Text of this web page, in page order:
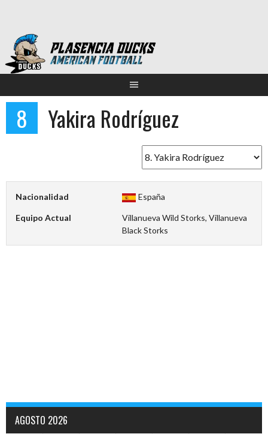
contenido
8 Yakira Rodríguez
Nacionalidad España
Equipo Actual
Villanueva Wild Storks, Villanueva
Black Storks
AGOSTO 2026